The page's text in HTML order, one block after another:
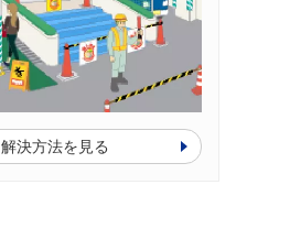
解決方法を見る